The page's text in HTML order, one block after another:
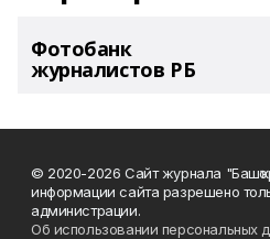
Фотобанк
журналистов РБ
© 2020-2026 Сайт журнала
информации сайта разрешено
администрации.
Об использовании персональных